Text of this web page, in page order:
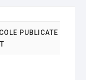
PUBLICATE